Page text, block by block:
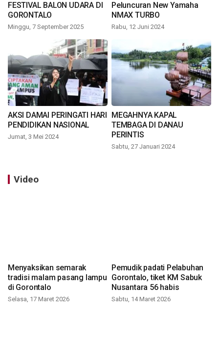
FESTIVAL BALON UDARA DI
GORONTALO
Minggu, 7 September 2025
Peluncuran New Yamaha
NMAX TURBO
Rabu, 12 Juni 2024
AKSI DAMAI PERINGATI HARI
PENDIDIKAN NASIONAL
Jumat, 3 Mei 2024
MEGAHNYA KAPAL
TEMBAGA DI DANAU
PERINTIS
Sabtu, 27 Januari 2024
Video
Menyaksikan semarak
tradisi malam pasang lampu
di Gorontalo
Selasa, 17 Maret 2026
Pemudik padati Pelabuhan
Gorontalo, tiket KM Sabuk
Nusantara 56 habis
Sabtu, 14 Maret 2026